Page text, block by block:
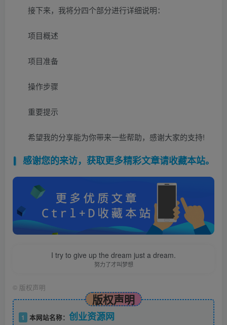
接下来，我将分四个部分进行详细说明：
项目概述
项目准备
操作步骤
重要提示
希望我的分享能为你带来一些帮助，感谢大家的支持!
感谢您的来访，获取更多精彩文章请收藏本站。
I try to give up the dream just a dream.
努力了才叫梦想
© 版权声明
版权声明
1 本网站名称： 创业资源网